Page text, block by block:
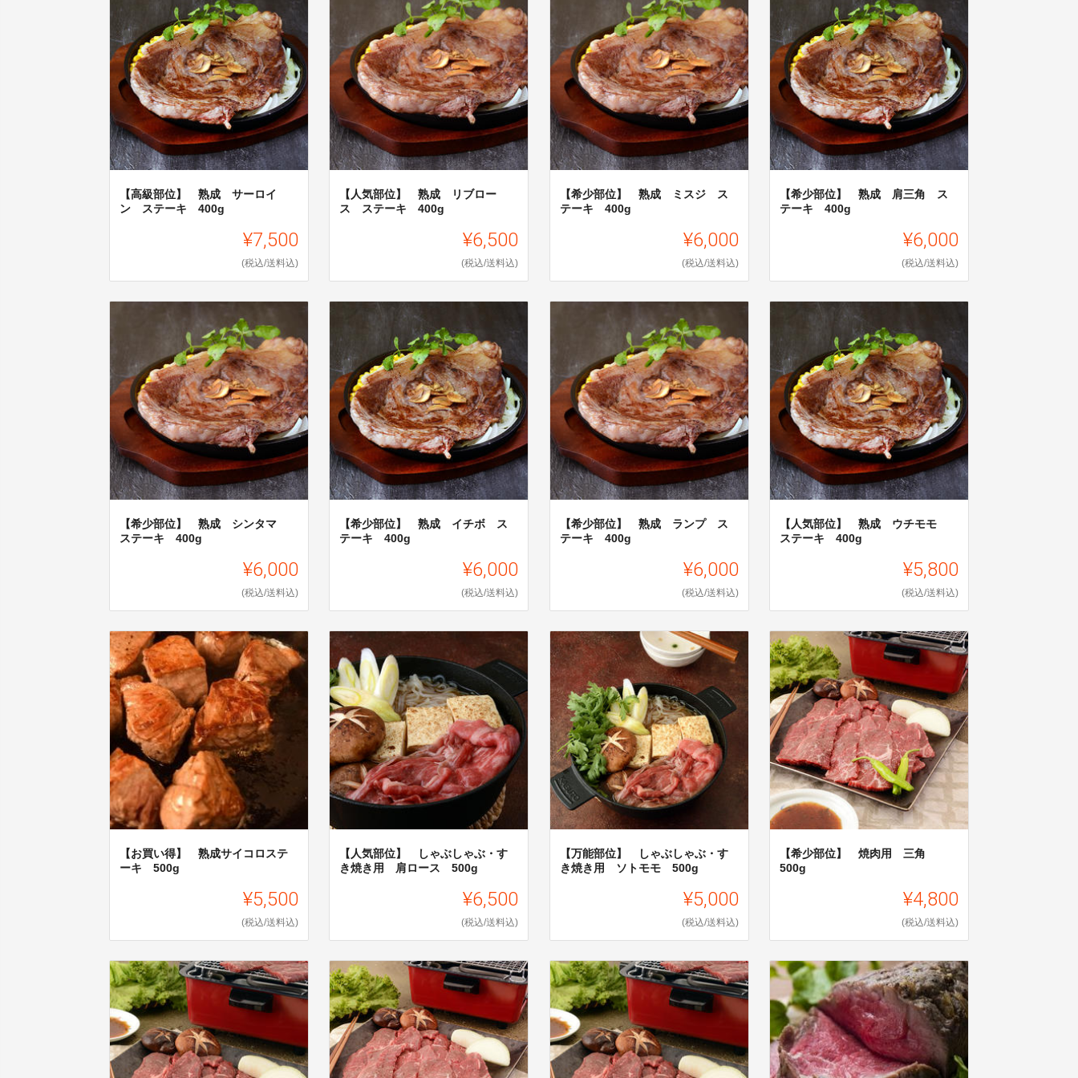
【高級部位】 熟成 サーロイ
ン ステーキ 400g
¥7,500
(税込/送料込)
【人気部位】 熟成 リブロー
ス ステーキ 400g
¥6,500
(税込/送料込)
【希少部位】 熟成 ミスジ ス
テーキ 400g
¥6,000
(税込/送料込)
【希少部位】 熟成 肩三角 ス
テーキ 400g
¥6,000
(税込/送料込)
【希少部位】 熟成 シンタマ
ステーキ 400g
¥6,000
(税込/送料込)
【希少部位】 熟成 イチボ ス
テーキ 400g
¥6,000
(税込/送料込)
【希少部位】 熟成 ランプ ス
テーキ 400g
¥6,000
(税込/送料込)
【人気部位】 熟成 ウチモモ
ステーキ 400g
¥5,800
(税込/送料込)
【お買い得】 熟成サイコロステ
ーキ 500g
¥5,500
(税込/送料込)
【人気部位】 しゃぶしゃぶ・す
き焼き用 肩ロース 500g
¥6,500
(税込/送料込)
【万能部位】 しゃぶしゃぶ・す
き焼き用 ソトモモ 500g
¥5,000
(税込/送料込)
【希少部位】 焼肉用 三角
500g
¥4,800
(税込/送料込)